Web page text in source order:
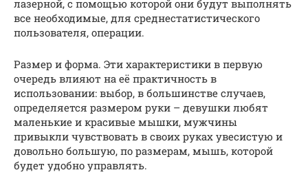
лазерной, с помощью которой они будут выполнять
все необходимые, для среднестатистического
пользователя, операции.
Размер и форма. Эти характеристики в первую
очередь влияют на её практичность в
использовании: выбор, в большинстве случаев,
определяется размером руки – девушки любят
маленькие и красивые мышки, мужчины
привыкли чувствовать в своих руках увесистую и
довольно большую, по размерам, мышь, которой
будет удобно управлять.